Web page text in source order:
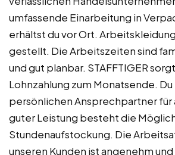
umfassende Einarbeitung in
erhältst du vor Ort.
gestellt. Die Arbeitszeiten sind
und gut planbar. STAFFTIGER
Lohnzahlung zum Monatsende.
persönlichen Ansprechpartner für
guter Leistung besteht die
Stundenaufstockung. Die
unseren Kunden ist angenehm